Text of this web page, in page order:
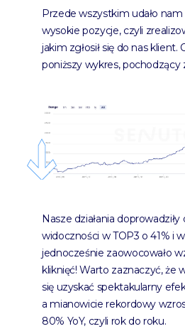
Przede wszystkim udało nam
wysokie pozycje, czyli
jakim zgłosił się do nas klient.
poniższy wykres, pochodzący
Nasze działania
widoczności w TOP3 o 41% i
jednocześnie zaowocowało
kliknięć! Warto zaznaczyć, że
się uzyskać spektakularny
a mianowicie rekordowy
80% YoY, czyli rok do roku.